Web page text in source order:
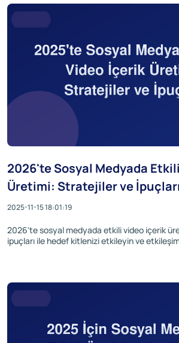
2026'te Sosyal Medyada
Üretimi: Stratejiler ve
2025-11-15 18:01:19
2026'te sosyal medyada etkili video içerik
ipuçları ile hedef kitlenizi etkileyin ve